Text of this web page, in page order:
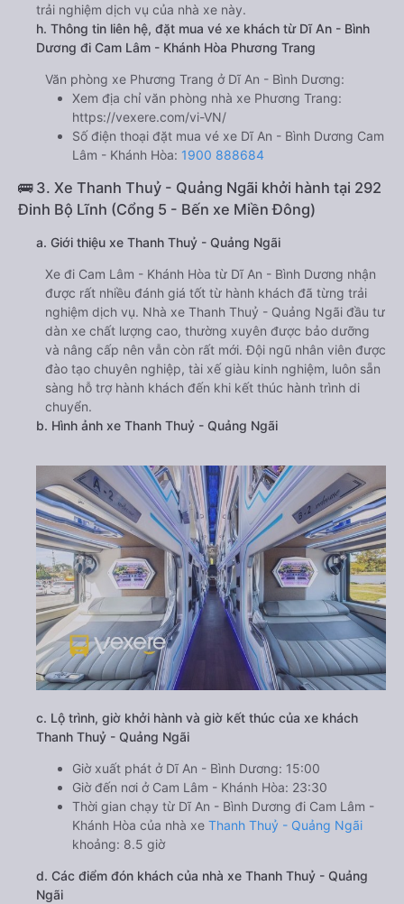
trải nghiệm dịch vụ của nhà xe này.
h. Thông tin liên hệ, đặt mua vé xe khách từ Dĩ An - Bình
Dương đi Cam Lâm - Khánh Hòa Phương Trang
Văn phòng xe Phương Trang ở Dĩ An - Bình Dương:
Xem địa chỉ văn phòng nhà xe Phương Trang:
https://vexere.com/vi-VN/
Số điện thoại đặt mua vé xe Dĩ An - Bình Dương Cam
Lâm - Khánh Hòa: 1900 888684
🚌 3. Xe Thanh Thuỷ - Quảng Ngãi khởi hành tại 292
Đinh Bộ Lĩnh (Cổng 5 - Bến xe Miền Đông)
a. Giới thiệu xe Thanh Thuỷ - Quảng Ngãi
Xe đi Cam Lâm - Khánh Hòa từ Dĩ An - Bình Dương nhận
được rất nhiều đánh giá tốt từ hành khách đã từng trải
nghiệm dịch vụ. Nhà xe Thanh Thuỷ - Quảng Ngãi đầu tư
dàn xe chất lượng cao, thường xuyên được bảo dưỡng
và nâng cấp nên vẫn còn rất mới. Đội ngũ nhân viên được
đào tạo chuyên nghiệp, tài xế giàu kinh nghiệm, luôn sẵn
sàng hỗ trợ hành khách đến khi kết thúc hành trình di
chuyển.
b. Hình ảnh xe Thanh Thuỷ - Quảng Ngãi
c. Lộ trình, giờ khởi hành và giờ kết thúc của xe khách
Thanh Thuỷ - Quảng Ngãi
Giờ xuất phát ở Dĩ An - Bình Dương: 15:00
Giờ đến nơi ở Cam Lâm - Khánh Hòa: 23:30
Thời gian chạy từ Dĩ An - Bình Dương đi Cam Lâm -
Khánh Hòa của nhà xe Thanh Thuỷ - Quảng Ngãi
khoảng: 8.5 giờ
d. Các điểm đón khách của nhà xe Thanh Thuỷ - Quảng
Ngãi